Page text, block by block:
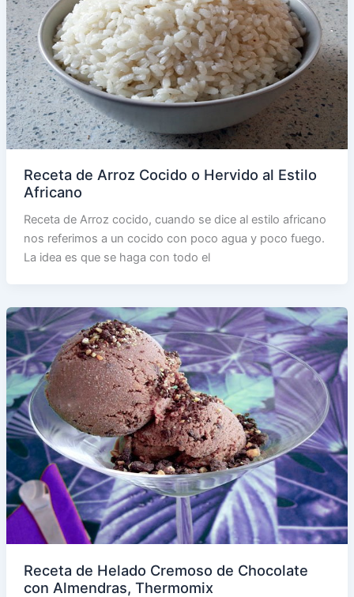
Receta de Arroz Cocido o Hervido al Estilo
Africano
Receta de Arroz cocido, cuando se dice al estilo africano
nos referimos a un cocido con poco agua y poco fuego.
La idea es que se haga con todo el
Receta de Helado Cremoso de Chocolate
con Almendras, Thermomix